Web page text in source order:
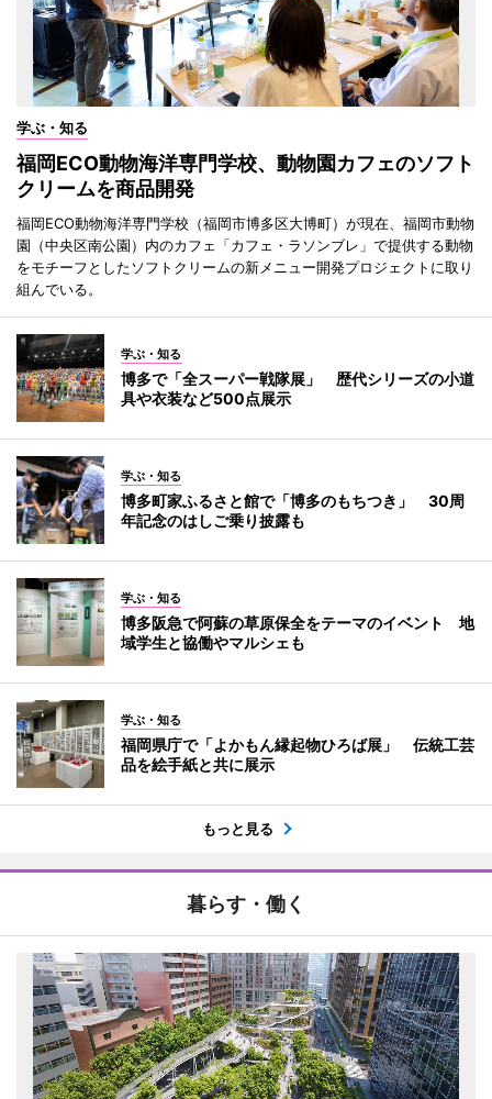
学ぶ・知る
福岡ECO動物海洋専門学校、動物園カフェのソフト
クリームを商品開発
福岡ECO動物海洋専門学校（福岡市博多区大博町）が現在、福岡市動物
園（中央区南公園）内のカフェ「カフェ・ラソンブレ」で提供する動物
をモチーフとしたソフトクリームの新メニュー開発プロジェクトに取り
組んでいる。
学ぶ・知る
博多で「全スーパー戦隊展」 歴代シリーズの小道
具や衣装など500点展示
学ぶ・知る
博多町家ふるさと館で「博多のもちつき」 30周
年記念のはしご乗り披露も
学ぶ・知る
博多阪急で阿蘇の草原保全をテーマのイベント 地
域学生と協働やマルシェも
学ぶ・知る
福岡県庁で「よかもん縁起物ひろば展」 伝統工芸
品を絵手紙と共に展示
もっと見る
暮らす・働く